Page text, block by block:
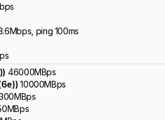
Mbps , ping 100ms
) 46000MBps
) 10000MBps
MBps
MBps